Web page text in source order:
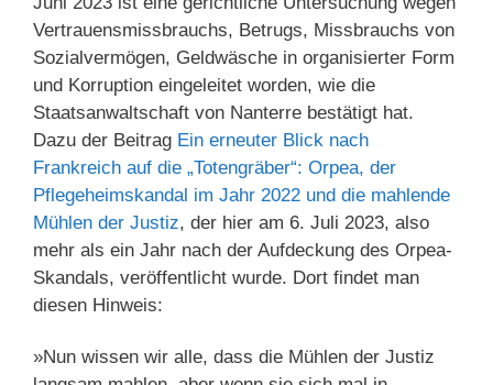
Vertrauensmissbrauchs, Betrugs, Missbrauchs von
Sozialvermögen, Geldwäsche in organisierter Form
und Korruption eingeleitet worden, wie die
Staatsanwaltschaft von Nanterre bestätigt hat.
Dazu der Beitrag Ein erneuter Blick nach
Frankreich auf die „Totengräber“: Orpea, der
Pflegeheimskandal im Jahr 2022 und die mahlende
Mühlen der Justiz, der hier am 6. Juli 2023, also
mehr als ein Jahr nach der Aufdeckung des Orpea-
Skandals, veröffentlicht wurde. Dort findet man
diesen Hinweis:
»Nun wissen wir alle, dass die Mühlen der Justiz